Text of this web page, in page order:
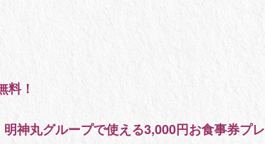
料！
神丸グループで使える3,000円お食事券プレ